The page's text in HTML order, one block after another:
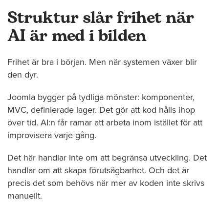
Struktur slår frihet när
AI är med i bilden
Frihet är bra i början. Men när systemen växer blir
den dyr.
Joomla bygger på tydliga mönster: komponenter,
MVC, definierade lager. Det gör att kod hålls ihop
över tid. AI:n får ramar att arbeta inom istället för att
improvisera varje gång.
Det här handlar inte om att begränsa utveckling. Det
handlar om att skapa förutsägbarhet. Och det är
precis det som behövs när mer av koden inte skrivs
manuellt.